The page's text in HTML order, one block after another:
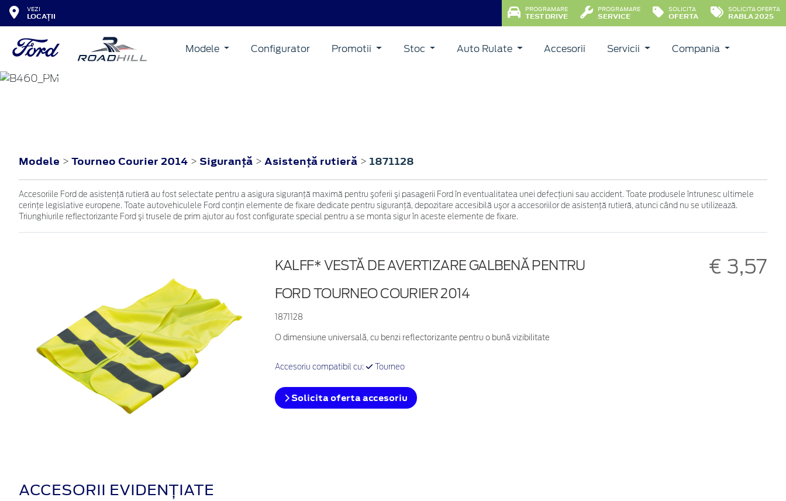
VEZI
LOCAȚII
PROGRAMARE
TEST DRIVE
PROGRAMARE
SERVICE
SOLICITA
OFERTA
SOLICITA OFERTA
RABLA 2025
Modele Configurator Promotii Stoc Auto Rulate Accesorii Servicii Compania
TOURNEO COURIER
Modele > Tourneo Courier 2014 > Siguranţă > Asistenţă rutieră > 1871128
Accesoriile Ford de asistenţă rutieră au fost selectate pentru a asigura siguranţă maximă pentru şoferii şi pasagerii Ford în eventualitatea unei defecţiuni sau accident. Toate produsele întrunesc ultimele
cerinţe legislative europene. Toate autovehiculele Ford conţin elemente de fixare dedicate pentru siguranţă, depozitare accesibilă uşor a accesoriilor de asistenţă rutieră, atunci când nu se utilizează.
Triunghiurile reflectorizante Ford şi trusele de prim ajutor au fost configurate special pentru a se monta sigur în aceste elemente de fixare.
KALFF* VESTĂ DE AVERTIZARE GALBENĂ PENTRU
FORD TOURNEO COURIER 2014
1871128
€ 3,57
O dimensiune universală, cu benzi reflectorizante pentru o bună vizibilitate
Accesoriu compatibil cu: Tourneo
Solicita oferta accesoriu
ACCESORII EVIDENȚIATE